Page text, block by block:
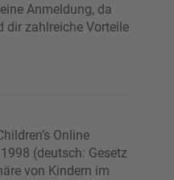
Anmeldung, da
dir zahlreiche Vorteile
Online
(deutsch: Gesetz
von Kindern im